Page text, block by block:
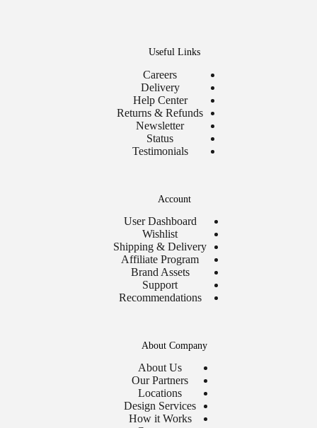
Useful Links
Careers
Delivery
Help Center
Returns & Refunds
Newsletter
Status
Testimonials
Account
User Dashboard
Wishlist
Shipping & Delivery
Affiliate Program
Brand Assets
Support
Recommendations
About Company
About Us
Our Partners
Locations
Design Services
How it Works